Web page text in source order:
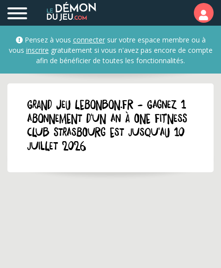
Pensez à vous connectersur votre espace membre ou à
vous inscrire gratuitement si vous n'avez pas encore de compte
afin de bénéficier de toutes les fonctionnalités.
GRAND JEU lebonbon.fr - Gagnez 1
abonnement d'un an à One Fitness
Club Strasbourg Est jusqu'au 10
juillet 2026